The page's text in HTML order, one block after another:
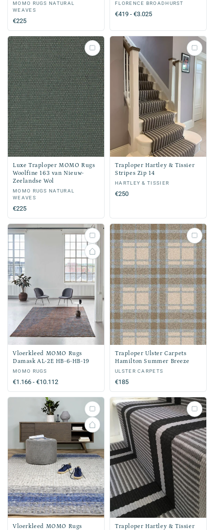
Verkoper:
MOMO RUGS NATURAL
WEAVES
Normale
prijs
€225
Verkoper:
FLORENCE BROADHURST
Normale
€419 - €3.025
Luxe Traploper MOMO Rugs
Woolfine 163 van Nieuw-
Zeelandse Wol
Verkoper:
MOMO RUGS NATURAL
WEAVES
Normale
prijs
€225
Traploper Hartley & Tissier
Stripes Zip 14
Verkoper:
HARTLEY & TISSIER
Normale
€250
Vloerkleed MOMO Rugs
Damask AL-2E HB-6-HB-19
Verkoper:
MOMO RUGS
Normale
prijs
€1.166 - €10.112
Traploper Ulster Carpets
Hamilton Summer Breeze
Verkoper:
ULSTER CARPETS
Normale
prijs
€185
Vloerkleed MOMO Rugs
Traploper Hartley & Tissier